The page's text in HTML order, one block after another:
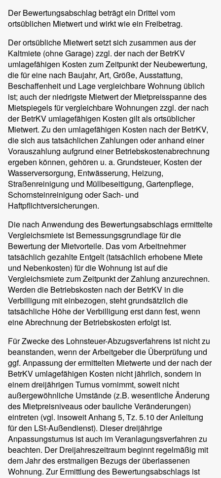
Der Bewertungsabschlag beträgt ein Drittel vom
ortsüblichen Mietwert und wirkt wie ein Freibetrag.
Der ortsübliche Mietwert setzt sich zusammen aus der
Kaltmiete (ohne Garage) zzgl. der nach der BetrKV
umlagefähigen Kosten zum Zeitpunkt der Neubewertung,
die für eine nach Baujahr, Art, Größe, Ausstattung,
Beschaffenheit und Lage vergleichbare Wohnung üblich
ist; auch der niedrigste Mietwert der Mietpreisspanne des
Mietspiegels für vergleichbare Wohnungen zzgl. der nach
der BetrKV umlagefähigen Kosten gilt als ortsüblicher
Mietwert. Zu den umlagefähigen Kosten nach der BetrKV,
die sich aus tatsächlichen Zahlungen oder anhand einer
Vorauszahlung aufgrund einer Betriebskostenabrechnung
ergeben können, gehören u. a. Grundsteuer, Kosten der
Wasserversorgung, Entwässerung, Heizung,
Straßenreinigung und Müllbeseitigung, Gartenpflege,
Schornsteinreinigung oder Sach- und
Haftpflichtversicherungen.
Die nach Anwendung des Bewertungsabschlags ermittelte
Vergleichsmiete ist Bemessungsgrundlage für die
Bewertung der Mietvorteile. Das vom Arbeitnehmer
tatsächlich gezahlte Entgelt (tatsächlich erhobene Miete
und Nebenkosten) für die Wohnung ist auf die
Vergleichsmiete zum Zeitpunkt der Zahlung anzurechnen.
Werden die Betriebskosten nach der BetrKV in die
Verbilligung mit einbezogen, steht grundsätzlich die
tatsächliche Höhe der Verbilligung erst dann fest, wenn
eine Abrechnung der Betriebskosten erfolgt ist.
Für Zwecke des Lohnsteuer-Abzugsverfahrens ist nicht zu
beanstanden, wenn der Arbeitgeber die Überprüfung und
ggf. Anpassung der ermittelten Mietwerte und der nach der
BetrKV umlagefähigen Kosten nicht jährlich, sondern in
einem dreijährigen Turnus vornimmt, soweit nicht
außergewöhnliche Umstände (z.B. wesentliche Änderung
des Mietpreisniveaus oder bauliche Veränderungen)
eintreten (vgl. insoweit Anhang 5, Tz. 5.10 der Anleitung
für den LSt-Außendienst). Dieser dreijährige
Anpassungsturnus ist auch im Veranlagungsverfahren zu
beachten. Der Dreijahreszeitraum beginnt regelmäßig mit
dem Jahr des erstmaligen Bezugs der überlassenen
Wohnung. Zur Ermittlung des Bewertungsabschlags ist